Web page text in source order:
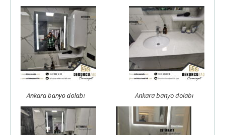
Ankara banyo dolabı Ankara banyo dolabı